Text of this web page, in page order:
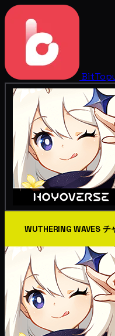
WUTHERING WAVES チ